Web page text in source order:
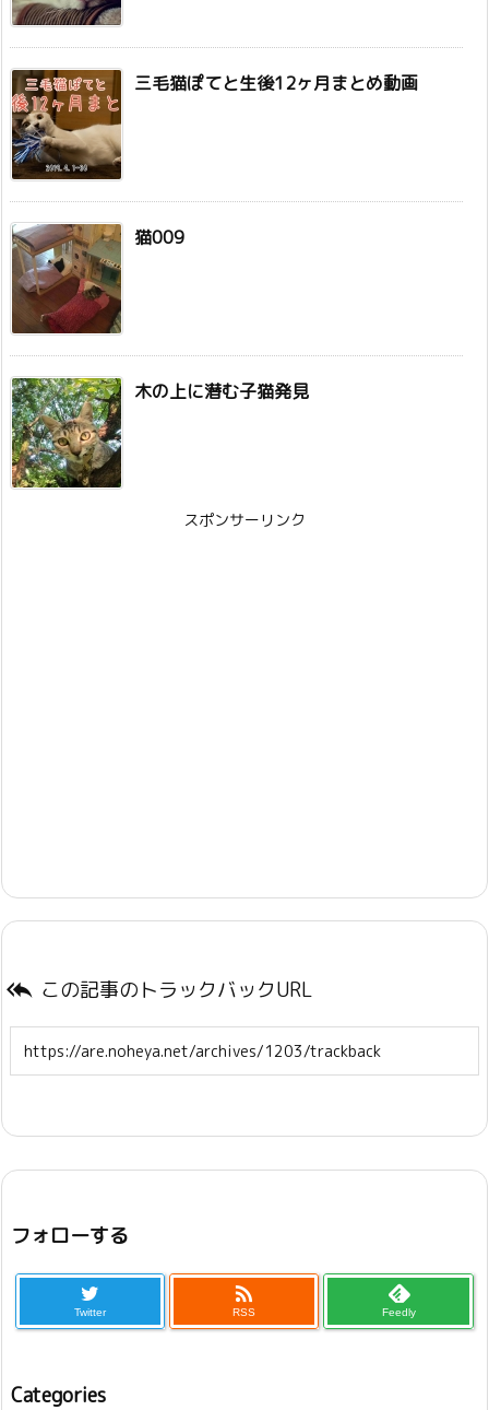
三毛猫ぽてと生後12ヶ月まとめ動画
猫009
木の上に潜む子猫発見
スポンサーリンク
 この記事のトラックバックURL
フォローする
Twitter

RSS Feedly
Categories